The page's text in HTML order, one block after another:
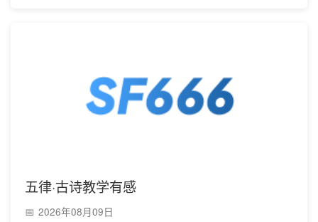
五律·古诗教学有感
2026年08月09日